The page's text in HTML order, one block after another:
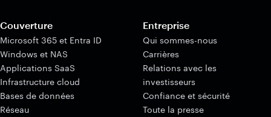
Couverture
Microsoft 365 et Entra ID
Windows et NAS
Applications SaaS
Infrastructure cloud
Bases de données
Réseau
Entreprise
Qui sommes-nous
Carrières
Relations avec les
investisseurs
Confiance et sécurité
Toute la presse